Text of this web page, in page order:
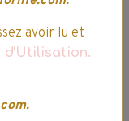
avoir lu et
d'Utilisation.